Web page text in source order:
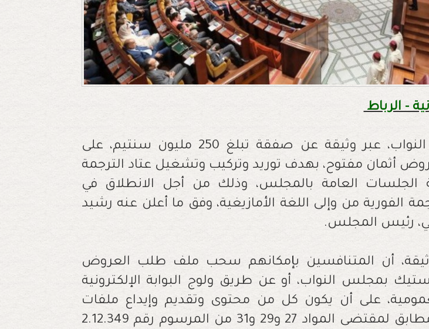
- الرباط
أعلن مجلس النواب، عبر وثيقة عن صفقة تبلغ 250 مليون سنتيم، على
أثمان مفتوح، بهدف توريد وتركيب وتشغيل عتاد الترجمة
الجلسات العامة بالمجلس، وذلك من أجل الانطلاق في
الفورية من وإلى اللغة الأمازيغية، وفق ما أعلن عنه رشيد
رئيس المجلس.
أن المتنافسين بإمكانهم سحب ملف طلب العروض
بمجلس النواب، أو عن طريق ولوج البوابة الإلكترونية
على أن يكون كل من محتوى وتقديم وإيداع ملفات
المتنافسين مطابق لمقتضى المواد 27 و29 و31 من المرسوم رقم 2.12.349